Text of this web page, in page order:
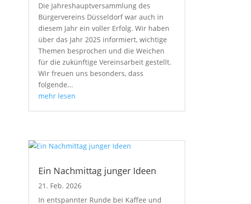
Die Jahreshauptversammlung des
Bürgervereins Düsseldorf war auch in
diesem Jahr ein voller Erfolg. Wir haben
über das Jahr 2025 informiert, wichtige
Themen besprochen und die Weichen
für die zukünftige Vereinsarbeit gestellt.
Wir freuen uns besonders, dass
folgende...
mehr lesen
Ein Nachmittag junger Ideen
21. Feb. 2026
In entspannter Runde bei Kaffee und